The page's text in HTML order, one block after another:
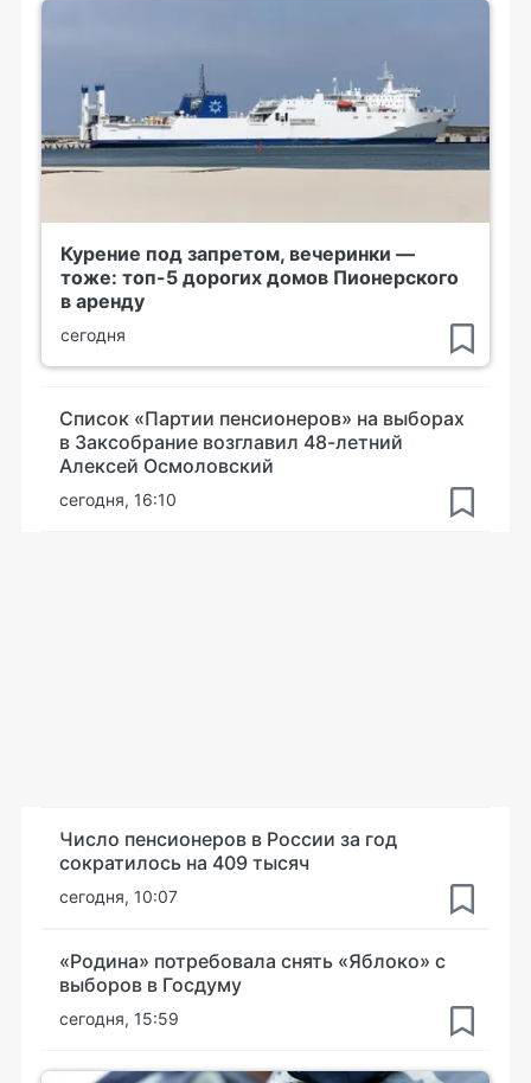
Курение под запретом, вечеринки —
тоже: топ-5 дорогих домов Пионерского
в аренду
сегодня
Список «Партии пенсионеров» на выборах
в Заксобрание возглавил 48-летний
Алексей Осмоловский
сегодня, 16:10
Число пенсионеров в России за год
сократилось на 409 тысяч
сегодня, 10:07
«Родина» потребовала снять «Яблоко» с
выборов в Госдуму
сегодня, 15:59